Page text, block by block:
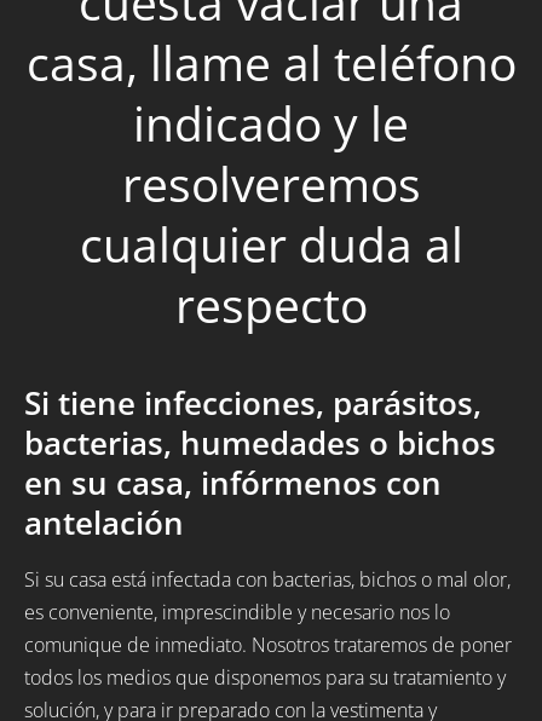
casa, llame al teléfono
indicado y le
resolveremos
cualquier duda al
respecto
Si tiene infecciones, parásitos,
bacterias, humedades o bichos
en su casa, infórmenos con
antelación
Si su casa está infectada con bacterias, bichos o mal olor,
es conveniente, imprescindible y necesario nos lo
comunique de inmediato. Nosotros trataremos de poner
todos los medios que disponemos para su tratamiento y
solución, y para ir preparado con la vestimenta y